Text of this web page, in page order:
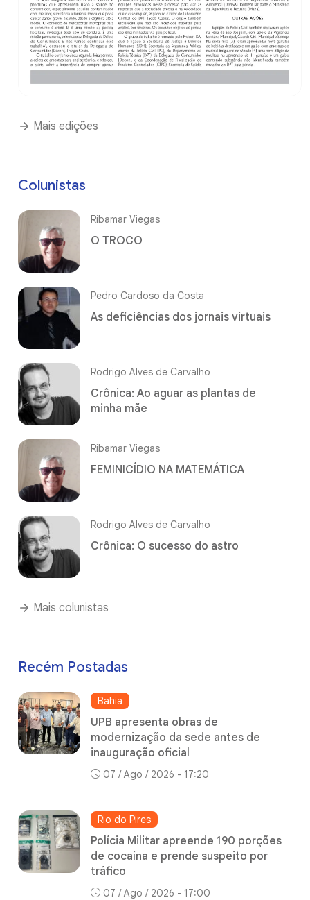
Mais edições
Colunistas
Ribamar Viegas
O TROCO
Pedro Cardoso da Costa
As deficiências dos jornais virtuais
Rodrigo Alves de Carvalho
Crônica: Ao aguar as plantas de
minha mãe
Ribamar Viegas
FEMINICÍDIO NA MATEMÁTICA
Rodrigo Alves de Carvalho
Crônica: O sucesso do astro
Mais colunistas
Recém Postadas
Bahia
UPB apresenta obras de
modernização da sede antes de
inauguração oficial
07 / Ago / 2026 - 17:20
Rio do Pires
Polícia Militar apreende 190 porções
de cocaína e prende suspeito por
tráfico
07 / Ago / 2026 - 17:00